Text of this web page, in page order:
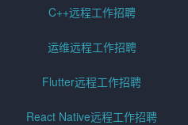
C++远程工作招聘
运维远程工作招聘
Flutter远程工作招聘
React Native远程工作招聘